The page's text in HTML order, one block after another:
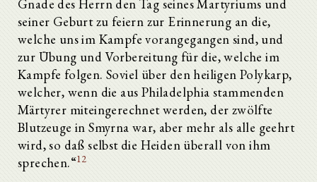
Gnade des Herrn den Tag seines Martyriums und
seiner Geburt zu feiern zur Erinnerung an die,
welche uns im Kampfe vorangegangen sind, und
zur Übung und Vorbereitung für die, welche im
Kampfe folgen. Soviel über den heiligen Polykarp,
welcher, wenn die aus Philadelphia stammenden
Märtyrer miteingerechnet werden, der zwölfte
Blutzeuge in Smyrna war, aber mehr als alle geehrt
wird, so daß selbst die Heiden überall von ihm
sprechen.“12